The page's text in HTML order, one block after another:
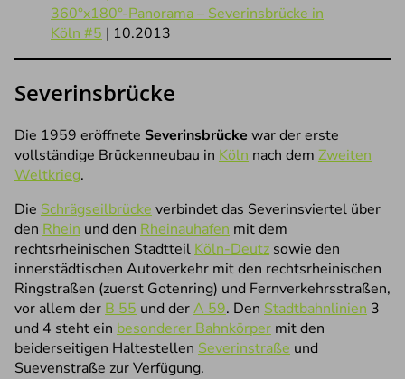
360°x180°-Panorama – Severinsbrücke in
Köln #5 | 10.2013
Severinsbrücke
Die 1959 eröffnete Severinsbrücke war der erste
vollständige Brückenneubau in Köln nach dem Zweiten
Weltkrieg.
Die Schrägseilbrücke verbindet das Severinsviertel über
den Rhein und den Rheinauhafen mit dem
rechtsrheinischen Stadtteil Köln-Deutz sowie den
innerstädtischen Autoverkehr mit den rechtsrheinischen
Ringstraßen (zuerst Gotenring) und Fernverkehrsstraßen,
vor allem der B 55 und derA 59. Den Stadtbahnlinien 3
und 4 steht ein besonderer Bahnkörper mit den
beiderseitigen Haltestellen Severinstraße und
Suevenstraße zur Verfügung.